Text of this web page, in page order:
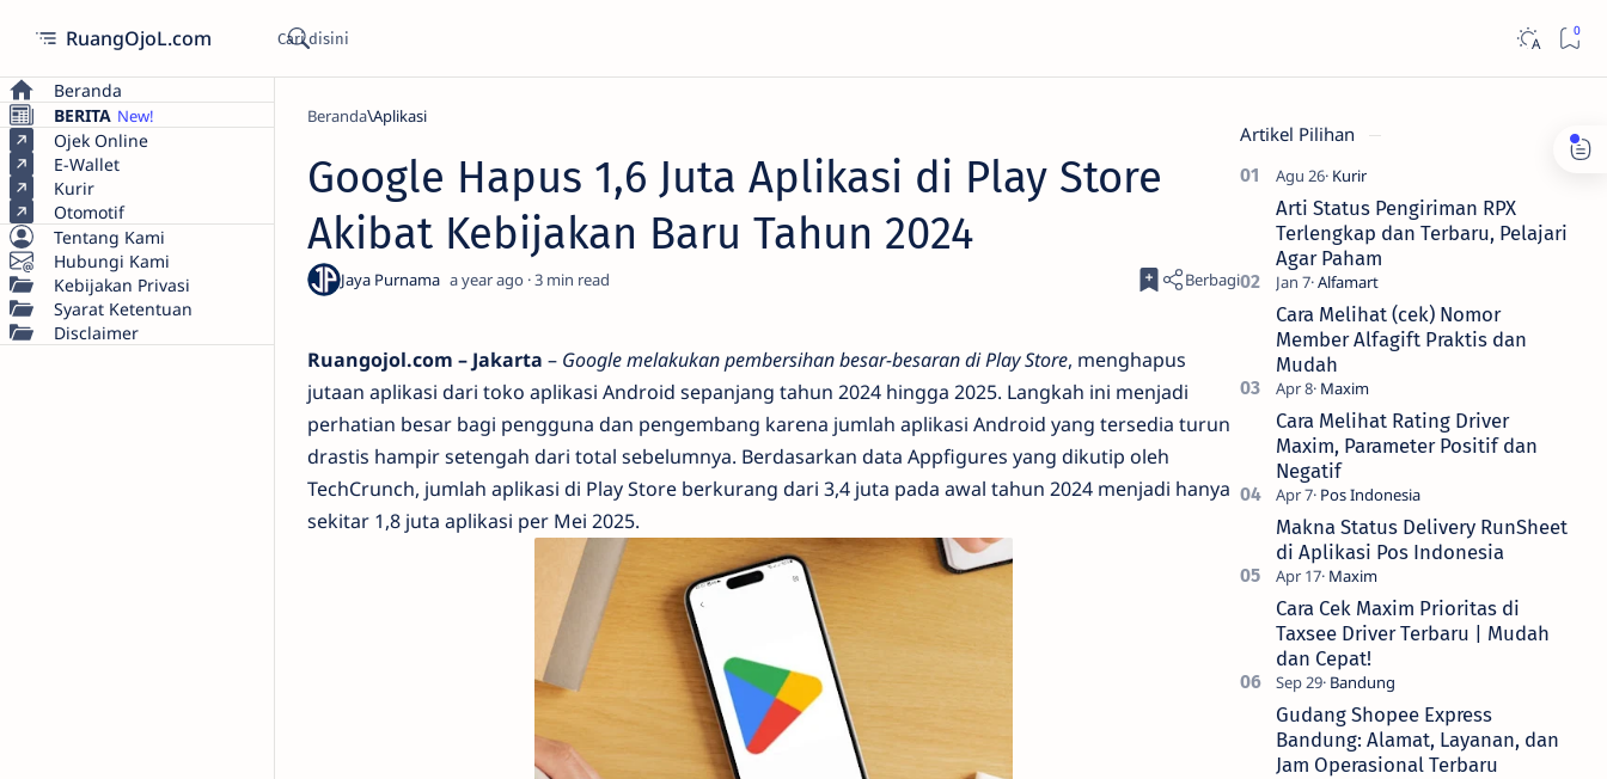
RuangOjoL.com
Beranda
BERITA
Ojek Online
E-Wallet
Kurir
Otomotif
Tentang Kami
Hubungi Kami
Kebijakan Privasi
Syarat Ketentuan
Disclaimer
Beranda Aplikasi
Google Hapus 1,6 Juta Aplikasi di Play Store
Akibat Kebijakan Baru Tahun 2024
a year ago 3
Ruangojol.com – Jakarta – Google melakukan pembersihan besar-besaran di Play Store, menghapus
jutaan aplikasi dari toko aplikasi Android sepanjang tahun 2024 hingga 2025. Langkah ini menjadi
perhatian besar bagi pengguna dan pengembang karena jumlah aplikasi Android yang tersedia turun
drastis hampir setengah dari total sebelumnya. Berdasarkan data Appfigures yang dikutip oleh
TechCrunch, jumlah aplikasi di Play Store berkurang dari 3,4 juta pada awal tahun 2024 menjadi hanya
sekitar 1,8 juta aplikasi per Mei 2025.
Artikel Pilihan
Arti Status Pengiriman RPX
Terlengkap dan Terbaru, Pelajari
Agar Paham
Cara Melihat (cek) Nomor
Member Alfagift Praktis dan
Mudah
Cara Melihat Rating Driver
Maxim, Parameter Positif dan
Negatif
Makna Status Delivery RunSheet
di Aplikasi Pos Indonesia
Cara Cek Maxim Prioritas di
Taxsee Driver Terbaru | Mudah
dan Cepat!
Gudang Shopee Express
Bandung: Alamat, Layanan, dan
Jam Operasional Terbaru